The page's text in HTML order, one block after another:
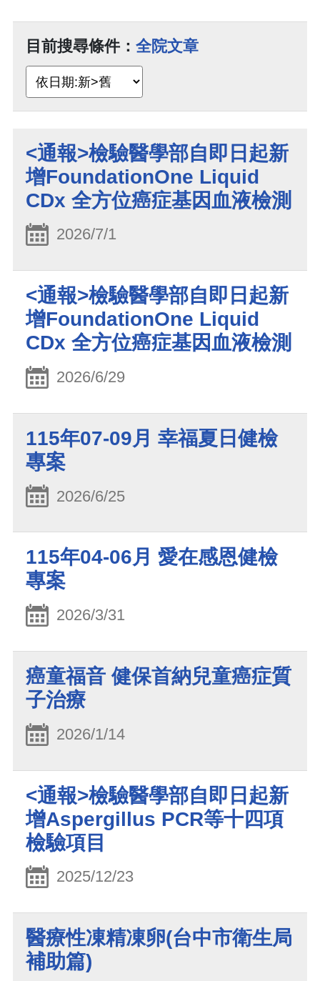
目前搜尋條件： 全院文章
<通報>檢驗醫學部自即日起新
增FoundationOne Liquid
CDx 全方位癌症基因血液檢測
2026/7/1
<通報>檢驗醫學部自即日起新
增FoundationOne Liquid
CDx 全方位癌症基因血液檢測
2026/6/29
115年07-09月 幸福夏日健檢
專案
2026/6/25
115年04-06月 愛在感恩健檢
專案
2026/3/31
癌童福音 健保首納兒童癌症質
子治療
2026/1/14
<通報>檢驗醫學部自即日起新
增Aspergillus PCR等十四項
檢驗項目
2025/12/23
醫療性凍精凍卵(台中市衛生局
補助篇)